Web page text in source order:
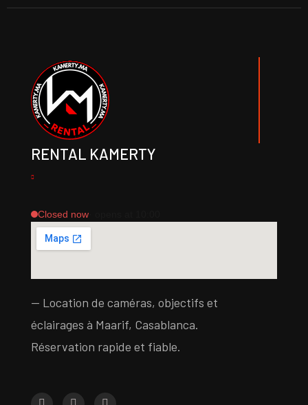
RENTAL KAMERTY
Closed now· opens at 10:00
— Location de caméras, objectifs et
éclairages à Maarif, Casablanca.
Réservation rapide et fiable.